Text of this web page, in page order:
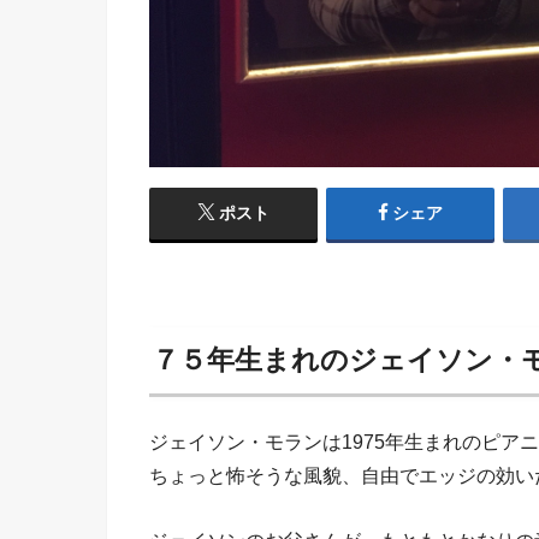
ポスト シェア
７５年生まれのジェイソン・
ジェイソン・モランは1975年生まれのピア
ちょっと怖そうな風貌、自由でエッジの効